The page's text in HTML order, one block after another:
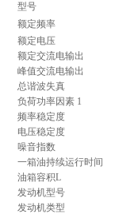
型号
额定频率
额定电压
额定交流电输出
峰值交流电输出
总谐波失真
负荷功率因素 1
频率稳定度
电压稳定度
噪音指数
一箱油持续运行时间
油箱容积L
发动机型号
发动机类型